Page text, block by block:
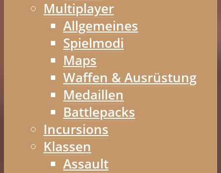
Multiplayer
Allgemeines
Spielmodi
Maps
Waffen & Ausrüstung
Medaillen
Battlepacks
Incursions
Klassen
Assault